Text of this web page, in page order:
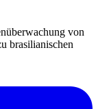
von
brasilianischen